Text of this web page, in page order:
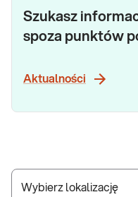
Wybierz lokalizację
Szukasz
spoza punktów
Aktualności